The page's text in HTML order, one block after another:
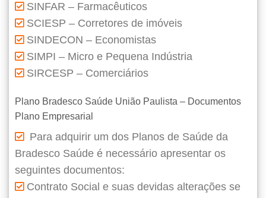
SINFAR – Farmacêuticos
SCIESP – Corretores de imóveis
SINDECON – Economistas
SIMPI – Micro e Pequena Indústria
SIRCESP – Comerciários
Plano Bradesco Saúde União Paulista – Documentos
Plano Empresarial
Para adquirir um dos Planos de Saúde da
Bradesco Saúde é necessário apresentar os
seguintes documentos:
Contrato Social e suas devidas alterações se